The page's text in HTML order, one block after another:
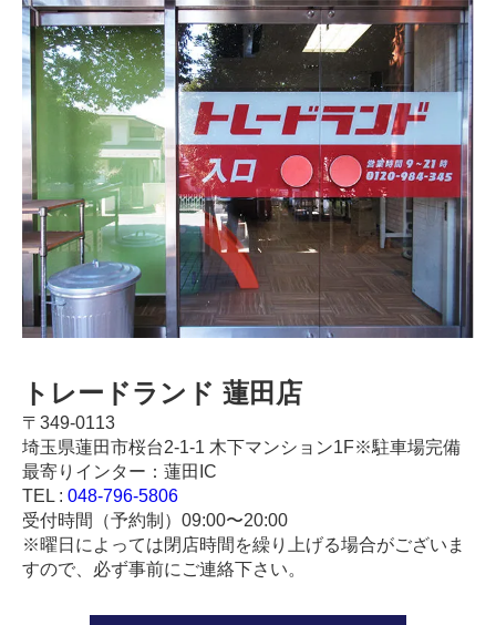
トレードランド 蓮田店
〒349-0113
埼玉県蓮田市桜台2-1-1 木下マンション1F※駐車場完備
最寄りインター：蓮田IC
TEL : 048-796-5806
受付時間（予約制）09:00〜20:00
※曜日によっては閉店時間を繰り上げる場合がございま
すので、必ず事前にご連絡下さい。